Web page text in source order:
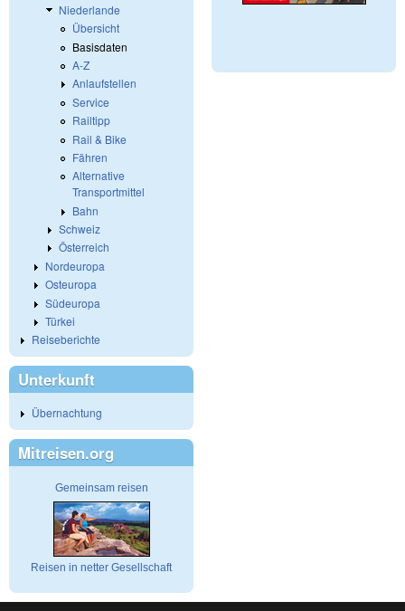
Niederlande
Übersicht
Basisdaten
A-Z
Anlaufstellen
Service
Railtipp
Rail & Bike
Fähren
Alternative
Transportmittel
Bahn
Schweiz
Österreich
Nordeuropa
Osteuropa
Südeuropa
Türkei
Reiseberichte
Unterkunft
Übernachtung
Mitreisen.org
Gemeinsam reisen
Reisen in netter Gesellschaft